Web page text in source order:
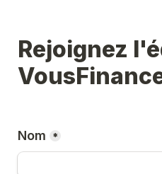
Rejoignez
Nom *